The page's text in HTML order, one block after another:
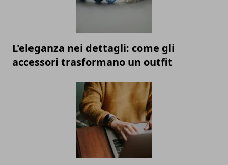
L'eleganza nei dettagli: come gli
accessori trasformano un outfit